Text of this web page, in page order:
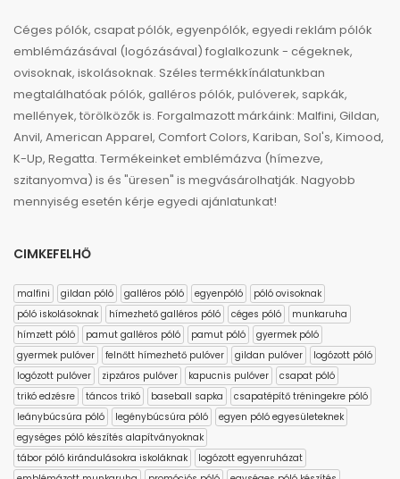
Céges pólók, csapat pólók, egyenpólók, egyedi reklám pólók
emblémázásával (logózásával) foglalkozunk - cégeknek,
ovisoknak, iskolásoknak. Széles termékkínálatunkban
megtalálhatóak pólók, galléros pólók, pulóverek, sapkák,
mellények, törölközők is. Forgalmazott márkáink: Malfini, Gildan,
Anvil, American Apparel, Comfort Colors, Kariban, Sol's, Kimood,
K-Up, Regatta. Termékeinket emblémázva (hímezve,
szitanyomva) is és "üresen" is megvásárolhatják. Nagyobb
mennyiség esetén kérje egyedi ajánlatunkat!
CIMKEFELHŐ
malfini gildan póló galléros póló egyenpóló
póló ovisoknak
póló iskolásoknak
hímezhető galléros póló céges póló
munkaruha
hímzett póló
pamut galléros póló pamut póló
gyermek póló
gyermek pulóver
felnőtt hímezhető pulóver gildan pulóver
logózott póló
logózott pulóver
zipzáros pulóver kapucnis pulóver
csapat póló
trikó edzésre
táncos trikó baseball sapka
csapatépítő tréningekre póló
leánybúcsúra póló
legénybúcsúra póló
egyen póló egyesületeknek
egységes póló készítés alapítványoknak
tábor póló kirándulásokra iskoláknak
logózott egyenruházat